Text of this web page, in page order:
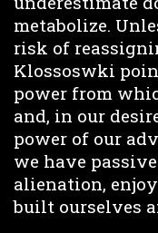
metabolize.
risk of
Klossoswki
power from
and, in our
power of our
we have
alienation,
built ourselves